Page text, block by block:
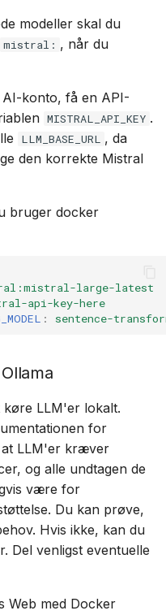
modeller skal du
mistral: , når du
AI-konto, få en API-
MISTRAL_API_KEY .
LLM_BASE_URL , da
den korrekte Mistral
bruger docker
large-latest
api-key-here
: sentence-
køre LLM'er lokalt.
for
LLM'er kræver
og alle undtagen de
være for
Du kan prøve,
Hvis ikke, kan du
Del venligst eventuelle
Web med Docker